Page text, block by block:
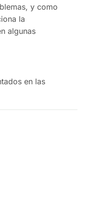
y como
la
algunas
en las